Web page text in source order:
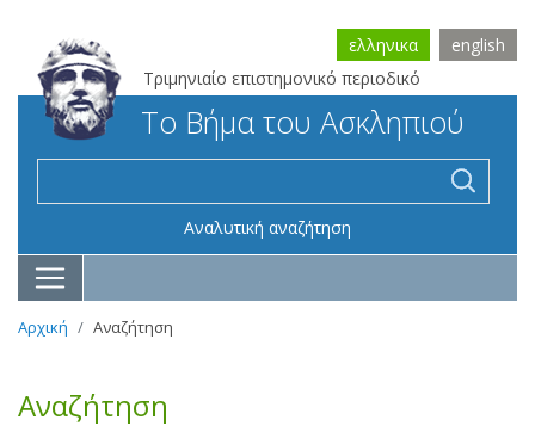
Τριμηνιαίο επιστημονικό περιοδικό
ελληνικα english
Το Βήμα του Ασκληπιού
Αναλυτική αναζήτηση
Αρχική Αναζήτηση
Αναζήτηση